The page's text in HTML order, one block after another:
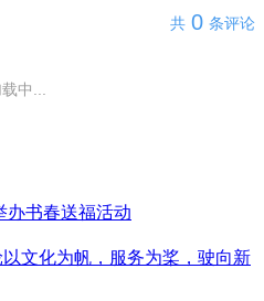
共 0 条评论
中...
办书春送福活动
以文化为帆，服务为桨，驶向新